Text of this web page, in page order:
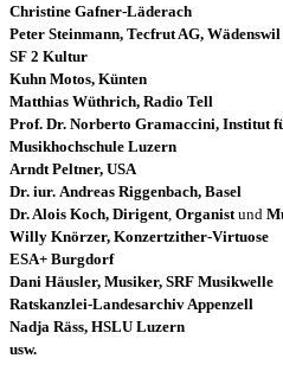
Christine Gafner-Läderach
Peter Steinmann, Tecfrut AG, Wädenswil
SF 2 Kultur
Kuhn Motos, Künten
Matthias Wüthrich, Radio Tell
Prof. Dr. Norberto Gramaccini, Institut
Musikhochschule Luzern
Arndt Peltner, USA
Dr. iur. Andreas Riggenbach, Basel
Dr. Alois Koch, Dirigent Organist und
Willy Knörzer, Konzertzither-Virtuose
ESA+ Burgdorf
Dani Häusler, Musiker, SRF Musikwelle
Ratskanzlei-Landesarchiv Appenzell
Nadja Räss, HSLU Luzern
usw.